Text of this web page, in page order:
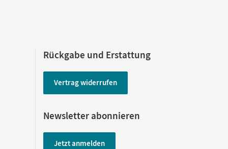
Rückgabe und Erstattung
Vertrag widerrufen
Newsletter abonnieren
Jetzt anmelden